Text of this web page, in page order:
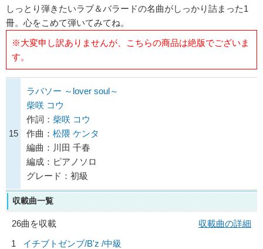
しっとり弾きたいラブ＆バラードの名曲がしっかり詰まった1
冊。心をこめて弾いてみてね。
※大変申し訳ありませんが、こちらの商品は絶版でございま
す。
15
ラバソー ～lover soul～
柴咲 コウ
作詞： 柴咲 コウ
作曲： 松隈 ケンタ
編曲：川田 千春
編成：ピアノソロ
グレード：初級
収載曲一覧
26曲を収載
収載曲の詳細
1
イチブトゼンブ/B'z /中級